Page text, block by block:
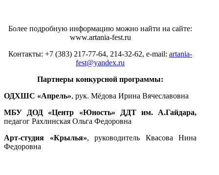
Более подробную информацию можно найти на сайте:
www.artania-fest.ru
Контакты: +7 (383) 217-77-64, 214-32-62, e-mail: artania-
fest@yandex.ru
Партнеры конкурсной программы:
ОДХШС «Апрель», рук. Мёдова Ирина Вячеславовна
МБУ ДОД «Центр «Юность» ДДТ им. А.Гайдара,
педагог Рахлинская Ольга Федоровна
Арт-студия «Крылья», руководитель Квасова Нина
Федоровна